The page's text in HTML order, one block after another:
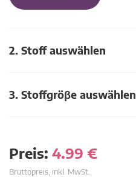
2. Stoff auswählen
3. Stoffgröβe auswählen
Preis: 4.99 €
Bruttopreis, inkl. MwSt.